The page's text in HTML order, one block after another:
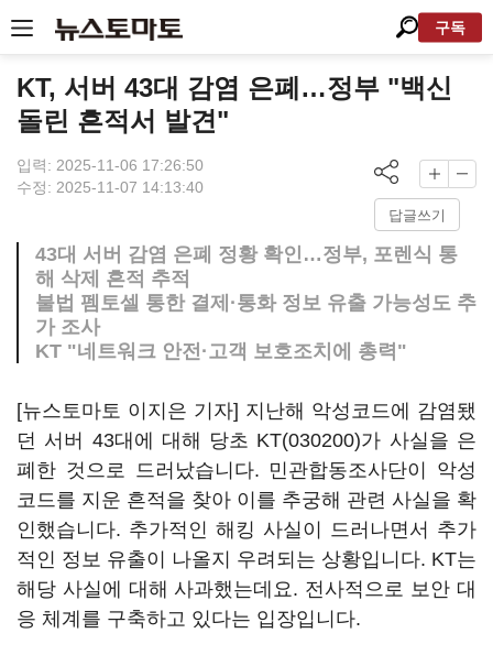
구독
KT, 서버 43대 감염 은폐…정부 "백신
돌린 흔적서 발견"
입력: 2025-11-06 17:26:50
수정: 2025-11-07 14:13:40
답글쓰기
43대 서버 감염 은폐 정황 확인…정부, 포렌식 통
해 삭제 흔적 추적
불법 펨토셀 통한 결제·통화 정보 유출 가능성도 추
가 조사
KT "네트워크 안전·고객 보호조치에 총력"
[뉴스토마토 이지은 기자] 지난해 악성코드에 감염됐
던 서버 43대에 대해 당초 KT(030200)가 사실을 은
폐한 것으로 드러났습니다. 민관합동조사단이 악성
코드를 지운 흔적을 찾아 이를 추궁해 관련 사실을 확
인했습니다. 추가적인 해킹 사실이 드러나면서 추가
적인 정보 유출이 나올지 우려되는 상황입니다. KT는
해당 사실에 대해 사과했는데요. 전사적으로 보안 대
응 체계를 구축하고 있다는 입장입니다.